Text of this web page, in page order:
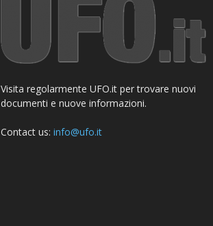
Visita regolarmente UFO.it per trovare nuovi
documenti e nuove informazioni.
Contact us: info@ufo.it